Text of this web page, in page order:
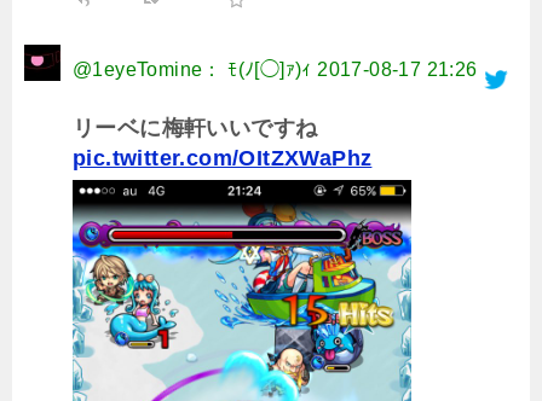
@1eyeTomine： ﾓ(ﾉ[◯]ｧ)ｨ 2017-08-17 21:26
リーベに梅軒いいですね
pic.twitter.com/OItZXWaPhz